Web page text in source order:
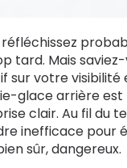
tard. Mais
votre visibilité
glace arrière
clair. Au fil du
inefficace pour
sûr, dangereux.